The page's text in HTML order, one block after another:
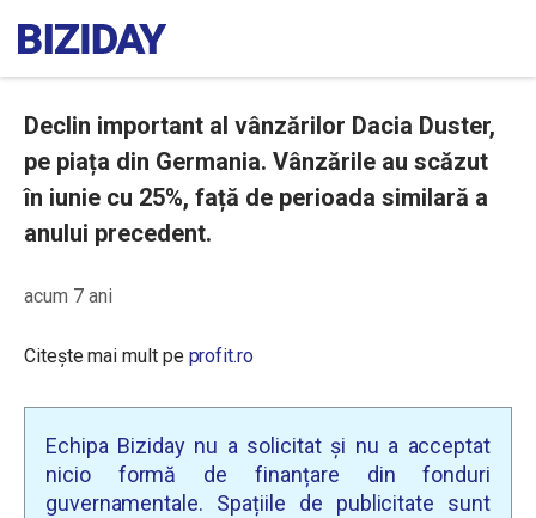
Declin important al vânzărilor Dacia Duster,
pe piața din Germania. Vânzările au scăzut
în iunie cu 25%, față de perioada similară a
anului precedent.
acum 7 ani
Citește mai mult pe profit.ro
Echipa Biziday nu a solicitat și nu a acceptat
nicio formă de finanțare din fonduri
guvernamentale. Spațiile de publicitate sunt